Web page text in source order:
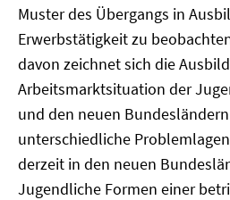
Muster des Übergangs in
Erwerbstätigkeit zu
davon zeichnet sich die
Arbeitsmarktsituation der
und den neuen
unterschiedliche
derzeit in den neuen
Jugendliche Formen einer